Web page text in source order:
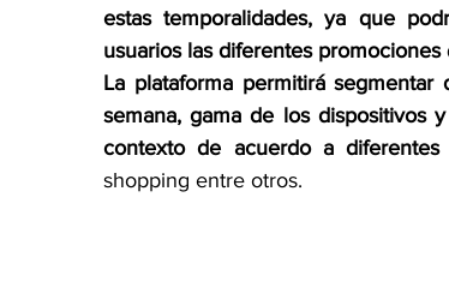
estas temporalidades, ya que
usuarios las diferentes promociones
La plataforma permitirá
semana, gama de los dispositivos
contexto de acuerdo a diferentes
shopping entre otros.